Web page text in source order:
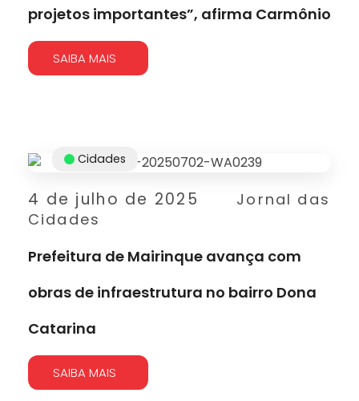
projetos importantes”, afirma Carmônio
SAIBA MAIS
4 de julho de 2025
Jornal das
Cidades
Cidades
Prefeitura de Mairinque avança com
obras de infraestrutura no bairro Dona
Catarina
SAIBA MAIS